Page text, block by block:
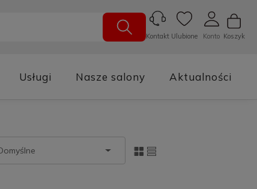
Koszyk
Konto
Ulubione
Kontakt
Usługi Nasze salony Aktualności